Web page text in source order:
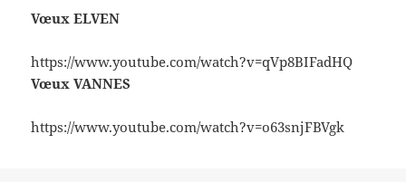
Vœux ELVEN
https://www.youtube.com/watch?v=qVp8BIFadHQ
Vœux VANNES
https://www.youtube.com/watch?v=o63snjFBVgk